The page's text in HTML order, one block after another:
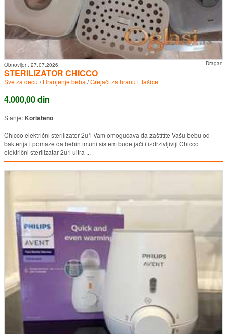
Dragan
Obnovljen: 27.07.2026.
STERILIZATOR CHICCO
Sve za decu /Hranjenje beba /Grejači za hranu i flašice
4.000,00 din
Stanje: Korišteno
Chicco električni sterilizator 2u1 Vam omogućava da zaštitite Vašu bebu od
bakterija i pomaže da bebin imuni sistem bude jači i izdrživljiviji Chicco
električni sterilizatar 2u1 ultra ...